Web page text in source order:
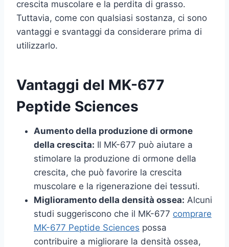
crescita muscolare e la perdita di grasso.
Tuttavia, come con qualsiasi sostanza, ci sono
vantaggi e svantaggi da considerare prima di
utilizzarlo.
Vantaggi del MK-677
Peptide Sciences
Aumento della produzione di ormone
della crescita: Il MK-677 può aiutare a
stimolare la produzione di ormone della
crescita, che può favorire la crescita
muscolare e la rigenerazione dei tessuti.
Miglioramento della densità ossea: Alcuni
studi suggeriscono che il MK-677 comprare
MK-677 Peptide Sciences possa
contribuire a migliorare la densità ossea,